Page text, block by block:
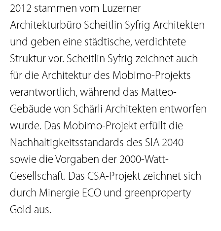
2012 stammen vom Luzerner
Architekturbüro Scheitlin Syfrig Architekten
und geben eine städtische, verdichtete
Struktur vor. Scheitlin Syfrig zeichnet auch
für die Architektur des Mobimo-Projekts
verantwortlich, während das Matteo-
Gebäude von Schärli Architekten entworfen
wurde. Das Mobimo-Projekt erfüllt die
Nachhaltigkeitsstandards des SIA 2040
sowie die Vorgaben der 2000-Watt-
Gesellschaft. Das CSA-Projekt zeichnet sich
durch Minergie ECO und greenproperty
Gold aus.